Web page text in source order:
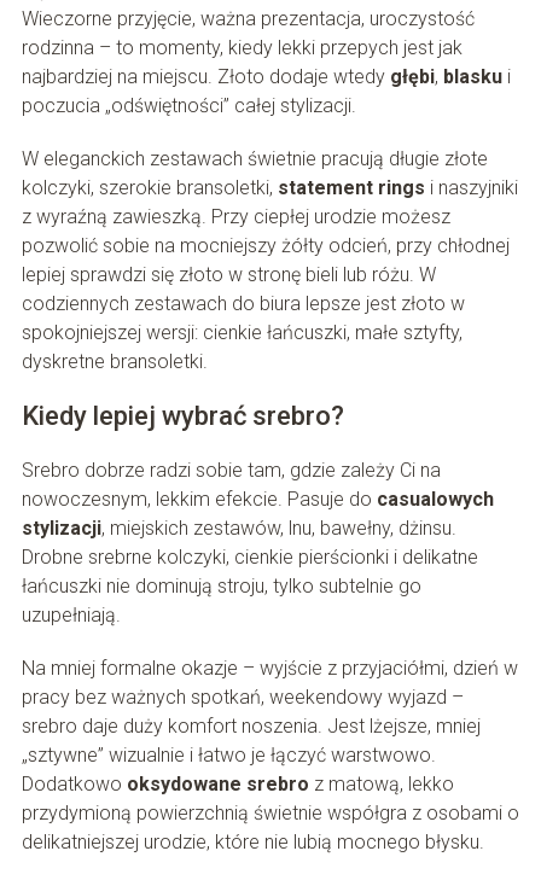
Wieczorne przyjęcie, ważna prezentacja, uroczystość
rodzinna – to momenty, kiedy lekki przepych jest jak
najbardziej na miejscu. Złoto dodaje wtedy głębi, blaskui
poczucia „odświętności” całej stylizacji.
W eleganckich zestawach świetnie pracują długie złote
kolczyki, szerokie bransoletki, statement rings i naszyjniki
z wyraźną zawieszką. Przy ciepłej urodzie możesz
pozwolić sobie na mocniejszy żółty odcień, przy chłodnej
lepiej sprawdzi się złoto w stronę bieli lub różu. W
codziennych zestawach do biura lepsze jest złoto w
spokojniejszej wersji: cienkie łańcuszki, małe sztyfty,
dyskretne bransoletki.
Kiedy lepiej wybrać srebro?
Srebro dobrze radzi sobie tam, gdzie zależy Ci na
nowoczesnym, lekkim efekcie. Pasuje do casualowych
stylizacji, miejskich zestawów, lnu, bawełny, dżinsu.
Drobne srebrne kolczyki, cienkie pierścionki i delikatne
łańcuszki nie dominują stroju, tylko subtelnie go
uzupełniają.
Na mniej formalne okazje – wyjście z przyjaciółmi, dzień w
pracy bez ważnych spotkań, weekendowy wyjazd –
srebro daje duży komfort noszenia. Jest lżejsze, mniej
„sztywne” wizualnie i łatwo je łączyć warstwowo.
Dodatkowo oksydowane srebro z matową, lekko
przydymioną powierzchnią świetnie współgra z osobami o
delikatniejszej urodzie, które nie lubią mocnego błysku.